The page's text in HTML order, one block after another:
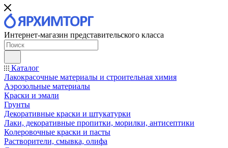
Интернет-магазин представительского класса
Каталог
Лакокрасочные материалы и строительная химия
Аэрозольные материалы
Краски и эмали
Грунты
Декоративные краски и штукатурки
Лаки, декоративные пропитки, морилки, антисептики
Колеровочные краски и пасты
Растворители, смывка, олифа